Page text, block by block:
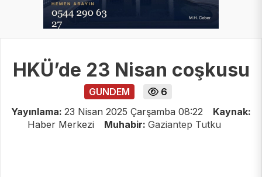
HKÜ’de 23 Nisan coşkusu
GUNDEM
6
Yayınlama: 23 Nisan 2025 Çarşamba 08:22
Kaynak:
Haber Merkezi
Muhabir: Gaziantep Tutku